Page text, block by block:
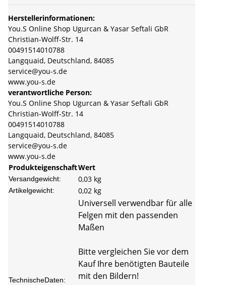
Herstellerinformationen:
You.S Online Shop Ugurcan & Yasar Seftali GbR
Christian-Wolff-Str. 14
00491514010788
Langquaid, Deutschland, 84085
service@you-s.de
www.you-s.de
verantwortliche Person:
You.S Online Shop Ugurcan & Yasar Seftali GbR
Christian-Wolff-Str. 14
00491514010788
Langquaid, Deutschland, 84085
service@you-s.de
www.you-s.de
ProdukteigenschaftWert
Versandgewicht: 0,03 kg
Artikelgewicht: 0,02 kg
TechnischeDaten:
Universell verwendbar für alle
Felgen mit den passenden
Maßen
Bitte vergleichen Sie vor dem
Kauf Ihre benötigten Bauteile
mit den Bildern!